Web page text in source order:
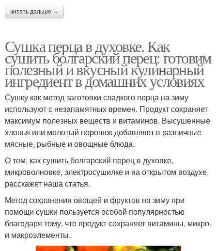
читать дальше →
Сушка перца в духовке. Как
сушить болгарский перец: готовим
полезный и вкусный кулинарный
ингредиент в домашних условиях
Сушку как метод заготовки сладкого перца на зиму
используют с незапамятных времен. Продукт сохраняет
максимум полезных веществ и витаминов. Высушенные
хлопья или молотый порошок добавляют в различные
мясные, рыбные и овощные блюда.
О том, как сушить болгарский перец в духовке,
микроволновке, электросушилке и на открытом воздухе,
расскажет наша статья.
Метод сохранения овощей и фруктов на зиму при
помощи сушки пользуется особой популярностью
благодаря тому, что продукт сохраняет витамины, микро-
и макроэлементы.